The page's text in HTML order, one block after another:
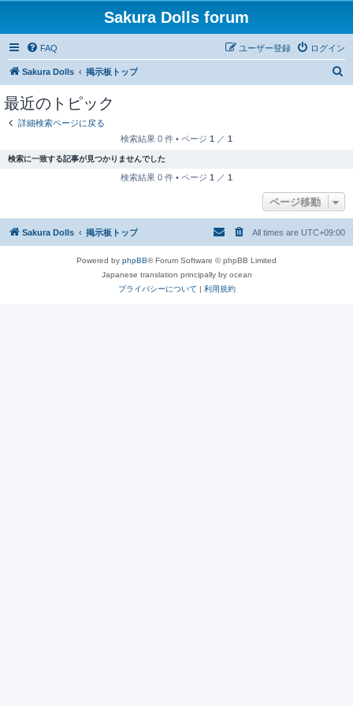
Sakura Dolls forum
FAQ ログイン
ユーザー登録
Sakura Dolls 掲示板トップ
最近のトピック
詳細検索ページに戻る
検索結果 0 件 • ページ 1 ／ 1
検索に一致する記事が見つかりませんでした
検索結果 0 件 • ページ 1 ／ 1
ページ移動
Sakura Dolls 掲示板トップ All times are UTC+09:00
Powered by phpBB® Forum Software © phpBB Limited
Japanese translation principally by ocean
プライバシーについて | 利用規約